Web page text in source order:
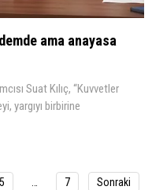
ama anayasa
Suat Kılıç, “Kuvvetler
yargıyı birbirine
5 … 7 Sonraki